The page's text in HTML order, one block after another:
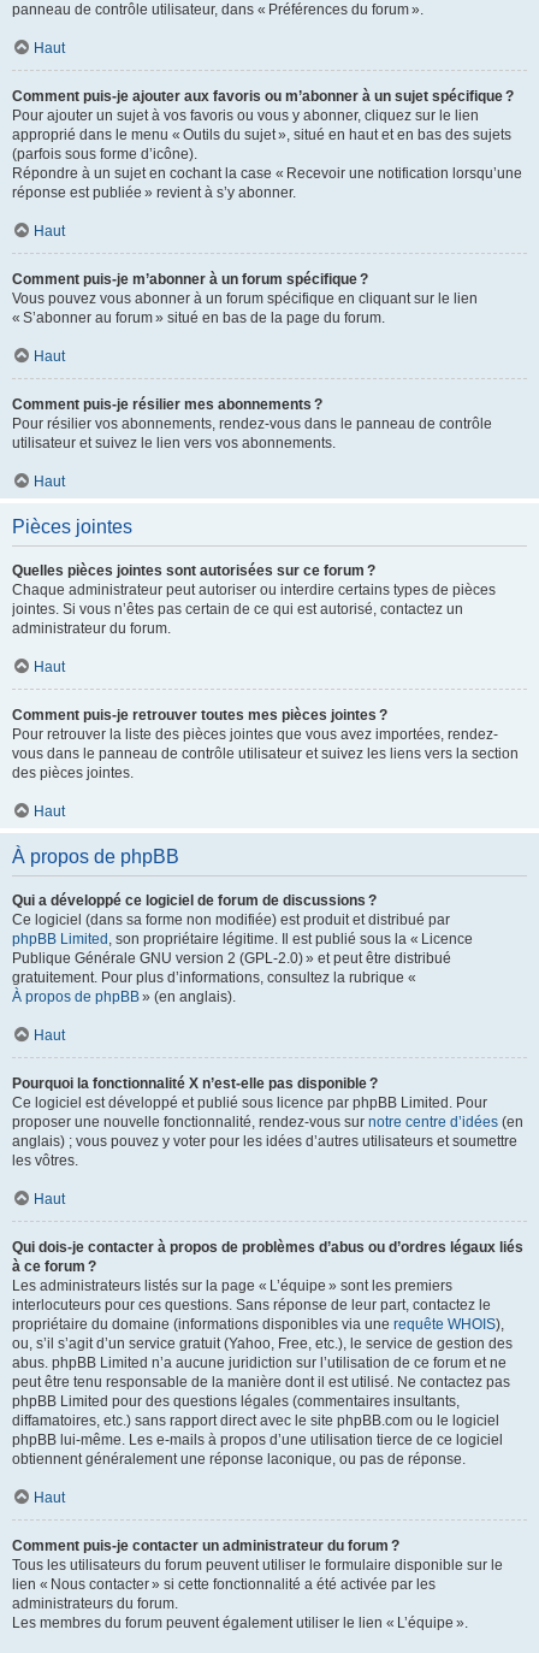
panneau de contrôle utilisateur, dans « Préférences du forum ».
Haut
Comment puis-je ajouter aux favoris ou m’abonner à un sujet spécifique ?
Pour ajouter un sujet à vos favoris ou vous y abonner, cliquez sur le lien
approprié dans le menu « Outils du sujet », situé en haut et en bas des sujets
(parfois sous forme d’icône).
Répondre à un sujet en cochant la case « Recevoir une notification lorsqu’une
réponse est publiée » revient à s’y abonner.
Haut
Comment puis-je m’abonner à un forum spécifique ?
Vous pouvez vous abonner à un forum spécifique en cliquant sur le lien
« S’abonner au forum » situé en bas de la page du forum.
Haut
Comment puis-je résilier mes abonnements ?
Pour résilier vos abonnements, rendez-vous dans le panneau de contrôle
utilisateur et suivez le lien vers vos abonnements.
Haut
Pièces jointes
Quelles pièces jointes sont autorisées sur ce forum ?
Chaque administrateur peut autoriser ou interdire certains types de pièces
jointes. Si vous n’êtes pas certain de ce qui est autorisé, contactez un
administrateur du forum.
Haut
Comment puis-je retrouver toutes mes pièces jointes ?
Pour retrouver la liste des pièces jointes que vous avez importées, rendez-
vous dans le panneau de contrôle utilisateur et suivez les liens vers la section
des pièces jointes.
Haut
À propos de phpBB
Qui a développé ce logiciel de forum de discussions ?
Ce logiciel (dans sa forme non modifiée) est produit et distribué par
phpBB Limited , son propriétaire légitime. Il est publié sous la « Licence
Publique Générale GNU version 2 (GPL-2.0) » et peut être distribué
gratuitement. Pour plus d’informations, consultez la rubrique «
À propos de phpBB» (en anglais).
Haut
Pourquoi la fonctionnalité X n’est-elle pas disponible ?
Ce logiciel est développé et publié sous licence par phpBB Limited. Pour
proposer une nouvelle fonctionnalité, rendez-vous sur notre centre d’idées (en
anglais) ; vous pouvez y voter pour les idées d’autres utilisateurs et soumettre
les vôtres.
Haut
Qui dois-je contacter à propos de problèmes d’abus ou d’ordres légaux liés
à ce forum ?
Les administrateurs listés sur la page « L’équipe » sont les premiers
interlocuteurs pour ces questions. Sans réponse de leur part, contactez le
propriétaire du domaine (informations disponibles via une requête WHOIS),
ou, s’il s’agit d’un service gratuit (Yahoo, Free, etc.), le service de gestion des
abus. phpBB Limited n’a aucune juridiction sur l’utilisation de ce forum et ne
peut être tenu responsable de la manière dont il est utilisé. Ne contactez pas
phpBB Limited pour des questions légales (commentaires insultants,
diffamatoires, etc.) sans rapport direct avec le site phpBB.com ou le logiciel
phpBB lui-même. Les e-mails à propos d’une utilisation tierce de ce logiciel
obtiennent généralement une réponse laconique, ou pas de réponse.
Haut
Comment puis-je contacter un administrateur du forum ?
Tous les utilisateurs du forum peuvent utiliser le formulaire disponible sur le
lien « Nous contacter » si cette fonctionnalité a été activée par les
administrateurs du forum.
Les membres du forum peuvent également utiliser le lien « L’équipe ».